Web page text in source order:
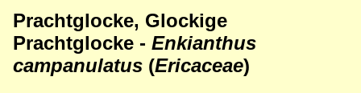
Prachtglocke, Glockige
Prachtglocke - Enkianthus
campanulatus (Ericaceae)